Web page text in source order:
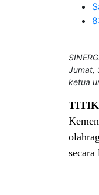
Jumat,
ketua